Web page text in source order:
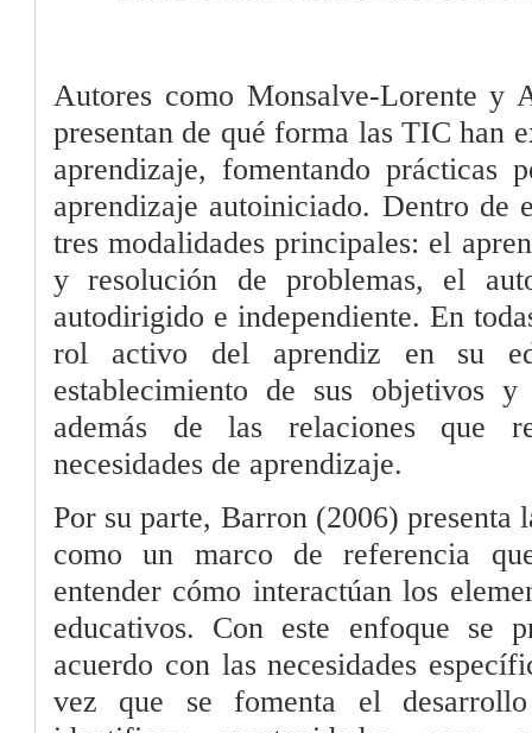
Autores como Monsalve-Lorente y
presentan de qué forma las TIC han
aprendizaje, fomentando prácticas
aprendizaje autoiniciado. Dentro de
tres modalidades principales: el
y resolución de problemas, el
autodirigido e independiente. En
rol activo del aprendiz en su
establecimiento de sus objetivos
además de las relaciones que
necesidades de aprendizaje.
Por su parte, Barron (2006) presenta
como un marco de referencia
entender cómo interactúan los
educativos. Con este enfoque se
acuerdo con las necesidades
vez que se fomenta el